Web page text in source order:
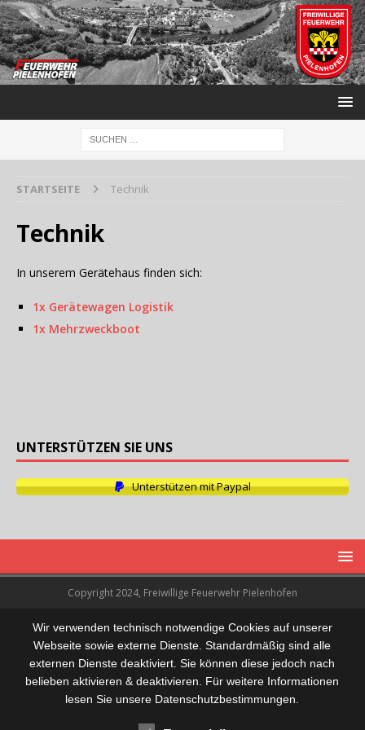
STARTSEITE Technik
Technik
In unserem Gerätehaus finden sich:
1x Gerätewagen Logistik
1x Mehrzweckboot
UNTERSTÜTZEN SIE UNS
Unterstützen mit Paypal
Copyright 2024, Freiwillige Feuerwehr Pielenhofen
Wir verwenden technisch notwendige Cookies auf unserer
Webseite sowie externe Dienste. Standardmäßig sind alle
externen Dienste deaktiviert. Sie können diese jedoch nach
belieben aktivieren & deaktivieren. Für weitere Informationen
lesen Sie unsere Datenschutzbestimmungen.